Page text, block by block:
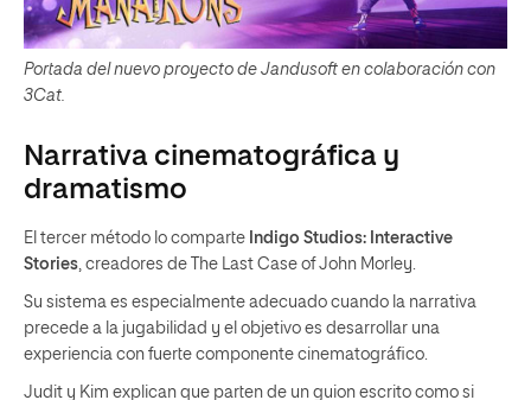
Portada del nuevo proyecto de Jandusoft en colaboración con
3Cat.
Narrativa cinematográfica y
dramatismo
El tercer método lo comparte Indigo Studios: Interactive
Stories, creadores de The Last Case of John Morley.
Su sistema es especialmente adecuado cuando la narrativa
precede a la jugabilidad y el objetivo es desarrollar una
experiencia con fuerte componente cinematográfico.
Judit y Kim explican que parten de un guion escrito como si